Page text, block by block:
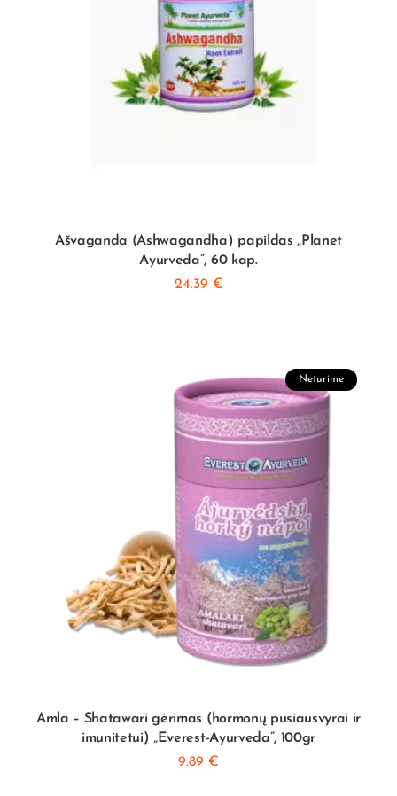
Ašvaganda (Ashwagandha) papildas „Planet
Ayurveda”, 60 kap.
24.39 €
Neturime
Amla – Shatawari gėrimas (hormonų pusiausvyrai ir
imunitetui) „Everest-Ayurveda”, 100gr
9.89 €